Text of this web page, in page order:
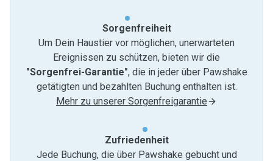
Sorgenfreiheit
Um Dein Haustier vor möglichen, unerwarteten
Ereignissen zu schützen, bieten wir die
"Sorgenfrei-Garantie", die in jeder über Pawshake
getätigten und bezahlten Buchung enthalten ist.
Mehr zu unserer Sorgenfreigarantie
Zufriedenheit
Jede Buchung, die über Pawshake gebucht und